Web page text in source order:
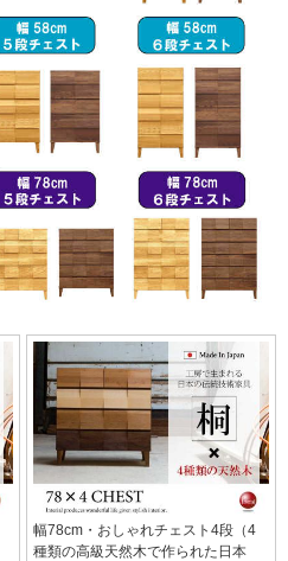
幅78cm・おしゃれチェスト4段（4
種類の高級天然木で作られた日本